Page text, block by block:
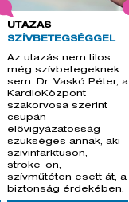
UTAZÁS
SZÍVBETEGSÉGGEL
Az utazás nem tilos
még szívbetegeknek
sem. Dr. Vaskó Péter, a
KardioKözpont
szakorvosa szerint
csupán
elővigyázatosság
szükséges annak, aki
szívinfarktuson,
stroke-on,
szívműtéten esett át, a
biztonság érdekében.